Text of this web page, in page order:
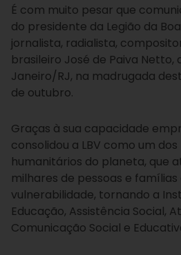
É com muito pesar que
do presidente da Legião da
jornalista, radialista,
brasileiro José de Paiva Netto,
Janeiro/RJ, na madrugada
de outubro.
Graças à sua capacidade
consolidou a LBV como um
humanitários do planeta, que
milhares de pessoas e
vulnerabilidade, tornando a
Educação, Assistência Social,
Comunicação Social e